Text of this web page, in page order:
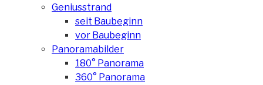
Geniusstrand
seit Baubeginn
vor Baubeginn
Panoramabilder
180° Panorama
360° Panorama